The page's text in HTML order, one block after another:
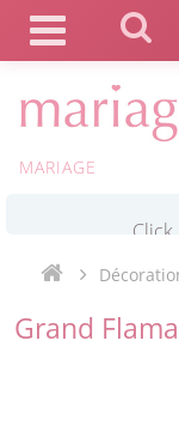
MARIAGE
Grand
Panneau de gestion